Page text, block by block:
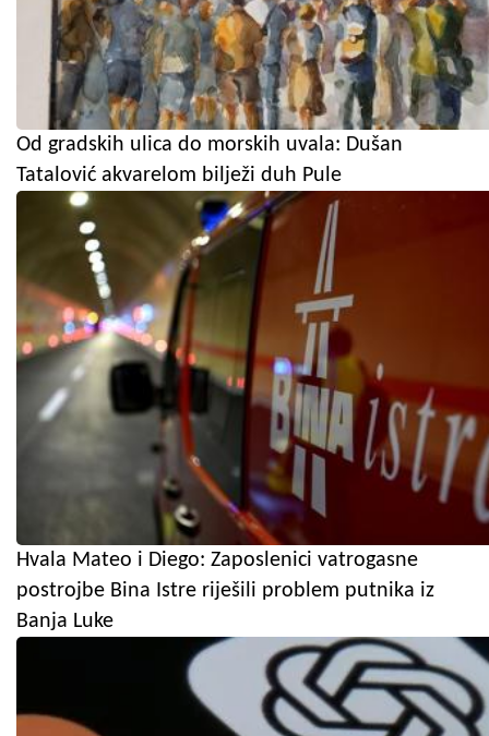
Od gradskih ulica do morskih uvala: Dušan
Tatalović akvarelom bilježi duh Pule
Hvala Mateo i Diego: Zaposlenici vatrogasne
postrojbe Bina Istre riješili problem putnika iz
Banja Luke